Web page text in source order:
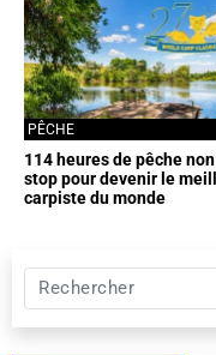
114 heures de pêche non
stop pour devenir le
carpiste du monde
PÊCHE
Rechercher
Pêche